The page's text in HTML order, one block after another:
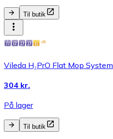
Til butik
Vileda H₂PrO Flat Mop System
304 kr.
På lager
Til butik